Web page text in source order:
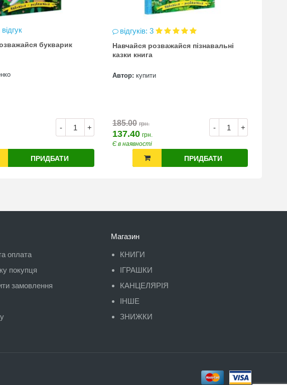
букварик
- +
ПРИДБАТИ
відгуків: 3
Навчайся розважайся пізнавальні
казки книга
Автор: купити
- +
185.00 грн.
137.40 грн.
Є в наявності
ПРИДБАТИ
оплата
покупця
замовлення
Магазин
КНИГИ
ІГРАШКИ
КАНЦЕЛЯРІЯ
ІНШЕ
ЗНИЖКИ